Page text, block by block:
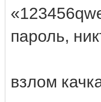
пароль,
взлом